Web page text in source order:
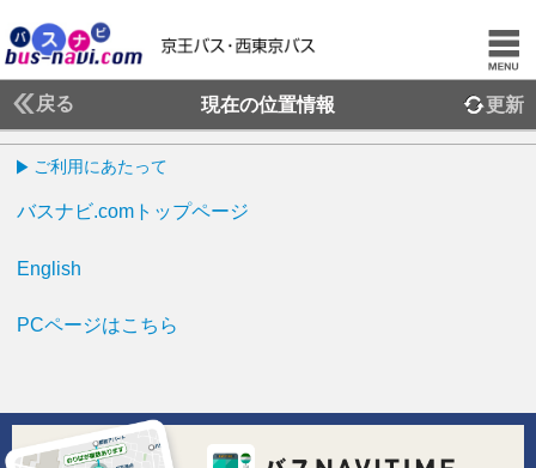
戻る 現在の位置情報 更新
ご利用にあたって
バスナビ.comトップページ
English
PCページはこちら